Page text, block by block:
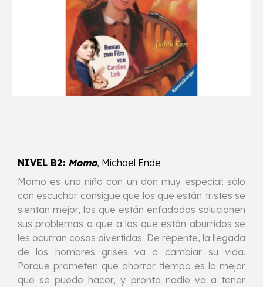
NIVEL B2: Momo, Michael Ende
Momo es una niña con un don muy especial: sólo
con escuchar consigue que los que están tristes se
sientan mejor, los que están enfadados solucionen
sus problemas o que a los que están aburridos se
les ocurran cosas divertidas. De repente, la llegada
de los hombres grises va a cambiar su vida.
Porque prometen que ahorrar tiempo es lo mejor
que se puede hacer, y pronto nadie va a tener